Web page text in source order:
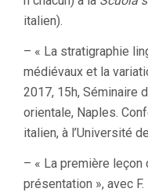
italien).
– « La stratigraphie
médiévaux et la
2017, 15h, Séminaire
orientale, Naples.
italien, à l’Université
– « La première leçon
présentation », avec